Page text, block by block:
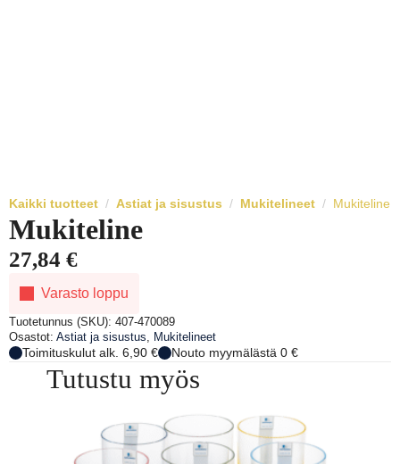
Kaikki tuotteet Astiat ja sisustus Mukitelineet Mukiteline
Mukiteline
27,84 €
Varasto loppu
Tuotetunnus (SKU): 407-470089
Osastot: Astiat ja sisustus Mukitelineet
Toimituskulut alk. 6,90 € Nouto myymälästä 0 €
Tutustu myös